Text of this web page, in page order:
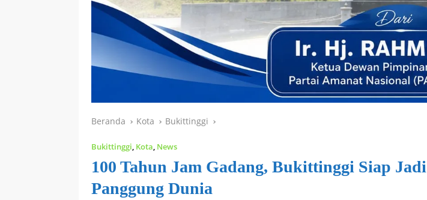
Beranda Kota Bukittinggi
Bukittinggi, Kota, News
100 Tahun Jam Gadang, Bukittinggi Siap Jadi
Panggung Dunia